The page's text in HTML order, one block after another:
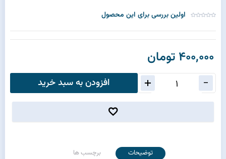
اولین بررسی برای این محصول
400,000 تومان
افزودن به سبد خرید
توضیحات برچسب ها